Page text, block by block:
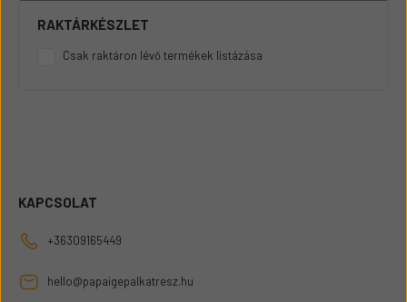
RAKTÁRKÉSZLET
Csak raktáron lévő termékek listázása
KAPCSOLAT
+36309165449
hello@papaigepalkatresz.hu